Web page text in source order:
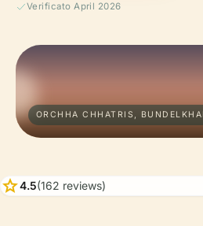
Verificato April 2026
ORCHHA CHHATRIS,
star4.5(162 reviews)